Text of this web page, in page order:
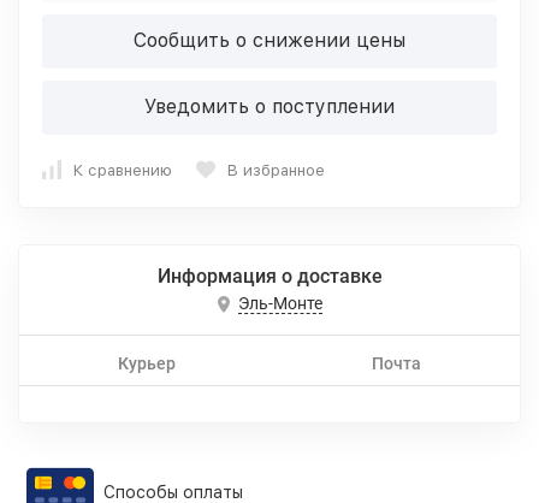
Сообщить о снижении цены
Уведомить о поступлении
К сравнению В избранное
Информация о доставке
Эль-Монте
Курьер Почта
Способы оплаты